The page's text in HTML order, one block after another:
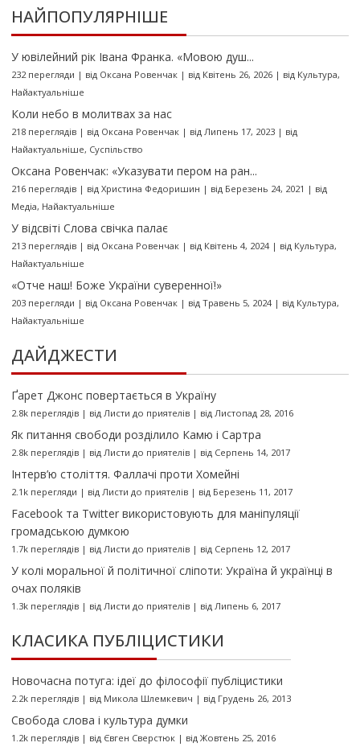
НАЙПОПУЛЯРНІШЕ
У ювілейний рік Івана Франка. «Мовою душ...
232 перегляди | від Оксана Ровенчак| від Квітень 26, 2026| від Культура,
Найактуальніше
Коли небо в молитвах за нас
218 переглядів| від Оксана Ровенчак| від Липень 17, 2023| від
Найактуальніше, Суспільство
Оксана Ровенчак: «Указувати пером на ран...
216 переглядів| від Христина Федоришин | від Березень 24, 2021 | від
Медіа, Найактуальніше
У відсвіті Слова свічка палає
213 переглядів| від Оксана Ровенчак| від Квітень 4, 2024| від Культура,
Найактуальніше
«Отче наш! Боже України суверенної!»
203 перегляди | від Оксана Ровенчак| від Травень 5, 2024| від Культура,
Найактуальніше
ДАЙДЖЕСТИ
Ґарет Джонс повертається в Україну
2.8k переглядів| від Листи до приятелів| від Листопад 28, 2016
Як питання свободи розділило Камю і Сартра
2.8k переглядів| від Листи до приятелів| від Серпень 14, 2017
Інтерв’ю століття. Фаллачі проти Хомейні
2.1k перегляди | від Листи до приятелів| від Березень 11, 2017
Facebook та Twitter використовують для маніпуляції
громадською думкою
1.7k переглядів| від Листи до приятелів| від Серпень 12, 2017
У колі моральної й політичної сліпоти: Україна й українці в
очах поляків
1.3k переглядів| від Листи до приятелів| від Липень 6, 2017
КЛАСИКА ПУБЛІЦИСТИКИ
Новочасна потуга: ідеї до філософії публіцистики
2.2k переглядів| від Микола Шлемкевич | від Грудень 26, 2013
Свобода слова і культура думки
1.2k переглядів| від Євген Сверстюк| від Жовтень 25, 2016